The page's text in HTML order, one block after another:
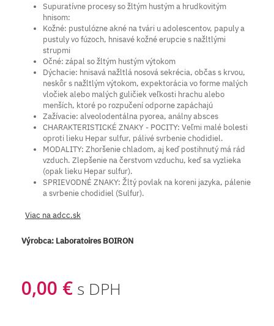
Supuratívne procesy so žltým hustým a hrudkovitým
hnisom:
Kožné: pustulózne akné na tvári u adolescentov, papuly a
pustuly vo fúzoch, hnisavé kožné erupcie s nažltlými
strupmi
Očné: zápal so žltým hustým výtokom
Dýchacie: hnisavá nažltlá nosová sekrécia, občas s krvou,
neskôr s nažltlým výtokom, expektorácia vo forme malých
vločiek alebo malých guličiek veľkosti hrachu alebo
menších, ktoré po rozpučení odporne zapáchajú
Zažívacie: alveolodentálna pyorea, análny absces
CHARAKTERISTICKÉ ZNAKY - POCITY: Veľmi malé bolesti
oproti lieku Hepar sulfur, pálivé svrbenie chodidiel.
MODALITY: Zhoršenie chladom, aj keď postihnutý má rád
vzduch. Zlepšenie na čerstvom vzduchu, keď sa vyzlieka
(opak lieku Hepar sulfur).
SPRIEVODNÉ ZNAKY: Žltý povlak na koreni jazyka, pálenie
a svrbenie chodidiel (Sulfur).
Viac na adcc.sk
Výrobca: Laboratoires BOIRON
0,00 € s DPH